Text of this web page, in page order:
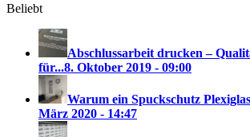
Beliebt
Abschlussarbeit drucken –
für...8. Oktober 2019 - 09:00
Warum ein Spuckschutz
März 2020 - 14:47